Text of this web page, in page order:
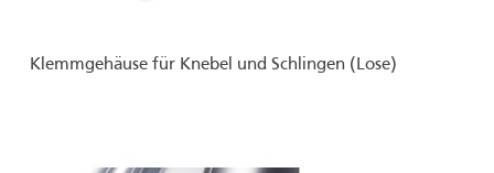
Klemmgehäuse für Knebel und Schlingen (Lose)